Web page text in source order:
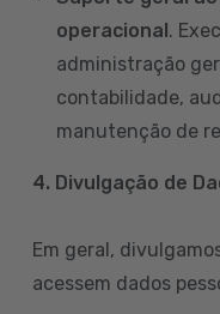
operacional.
administração
contabilidade,
manutenção de
4. Divulgação de
Em geral,
acessem dados